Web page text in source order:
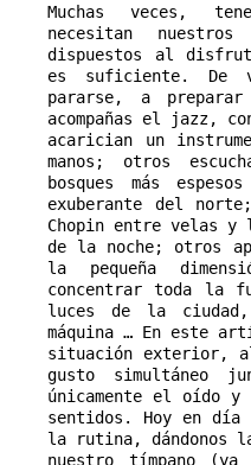
Muchas veces,
necesitan
dispuestos al
es suficiente. De
pararse, a
acompañas el jazz,
acarician un
manos; otros
bosques más
exuberante del
Chopin entre velas y
de la noche; otros
la pequeña
concentrar toda la
luces de la
máquina … En este
situación exterior,
gusto simultáneo
únicamente el oído y
sentidos. Hoy en
la rutina, dándonos
nuestro tímpano